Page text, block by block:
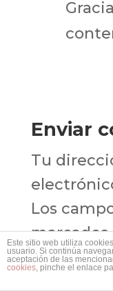
Enviar
Tu
Los
Este sitio web utiliza
usuario. Si continúa
aceptación de las
cookies, pinche el enlace